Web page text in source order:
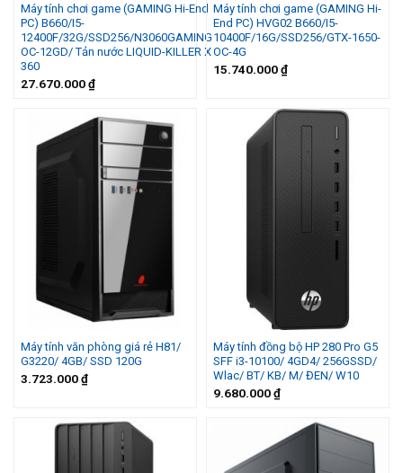
Máy tính chơi game (GAMING Hi-End
PC) B660/I5-
12400F/32G/SSD256/N3060GAMING
OC-12GD/ Tản nước LIQUID-KILLER X
360
27.670.000₫
Máy tính chơi game (GAMING Hi-
End PC) HVG02 B660/I5-
10400F/16G/SSD256/GTX-1650-
OC-4G
15.740.000₫
Máy tính văn phòng giá rẻ H81/
G3220/ 4GB/ SSD 120G
3.723.000₫
Máy tính đồng bộ HP 280 Pro G5
SFF i3-10100/ 4GD4/ 256GSSD/
Wlac/ BT/ KB/ M/ ĐEN/ W10
9.680.000₫